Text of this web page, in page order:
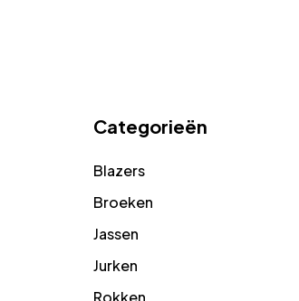
Categorieën
Blazers
Broeken
Jassen
Jurken
Rokken